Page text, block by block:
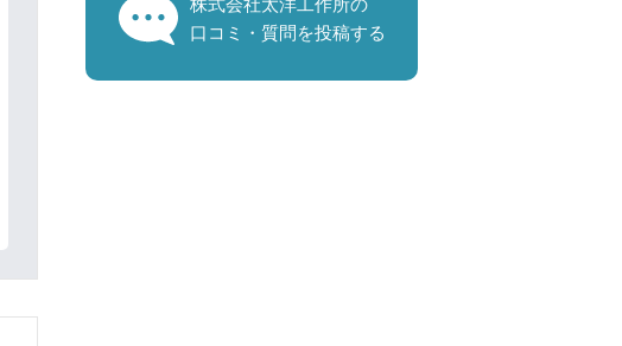
株式会社太洋工作所の
口コミ・質問を投稿する